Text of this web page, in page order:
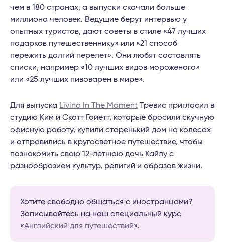
чем в 180 странах, а выпуски скачали больше
миллиона человек. Ведущие берут интервью у
опытных туристов, дают советы в стиле «47 лучших
подарков путешественнику» или «21 способ
пережить долгий перелет». Они любят составлять
списки, например «10 лучших видов мороженого»
или «25 лучших пивоварен в мире».
Для выпуска Living In The Moment Тревис пригласил в
студию Ким и Скотт Гойетт, которые бросили скучную
офисную работу, купили старенький дом на колесах
и отправились в кругосветное путешествие, чтобы
познакомить свою 12-летнюю дочь Кайлу с
разнообразием культур, религий и образов жизни.
Хотите свободно общаться с иностранцами?
Записывайтесь на наш специальный курс
«Английский для путешествий».